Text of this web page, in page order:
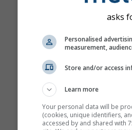
asks
Personalised
measurement,
Store and/or access
Learn more
Your personal data will be
(cookies, unique identifiers,
accessed by and shared with